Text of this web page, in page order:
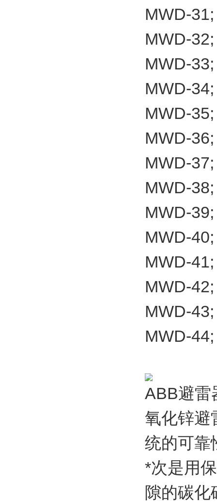
MWD-
MWD-
MWD-
MWD-
MWD-
MWD-
MWD-
MWD-
MWD-
MWD-
MWD-
MWD-
MWD-
MWD-
ABB避雷
氧化锌避
统的可靠
*次是用
隙的碳